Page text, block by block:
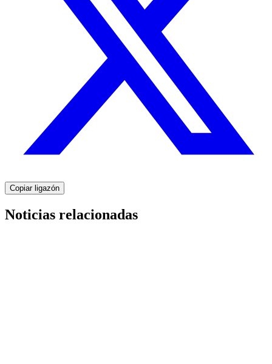
Copiar ligazón
Noticias relacionadas